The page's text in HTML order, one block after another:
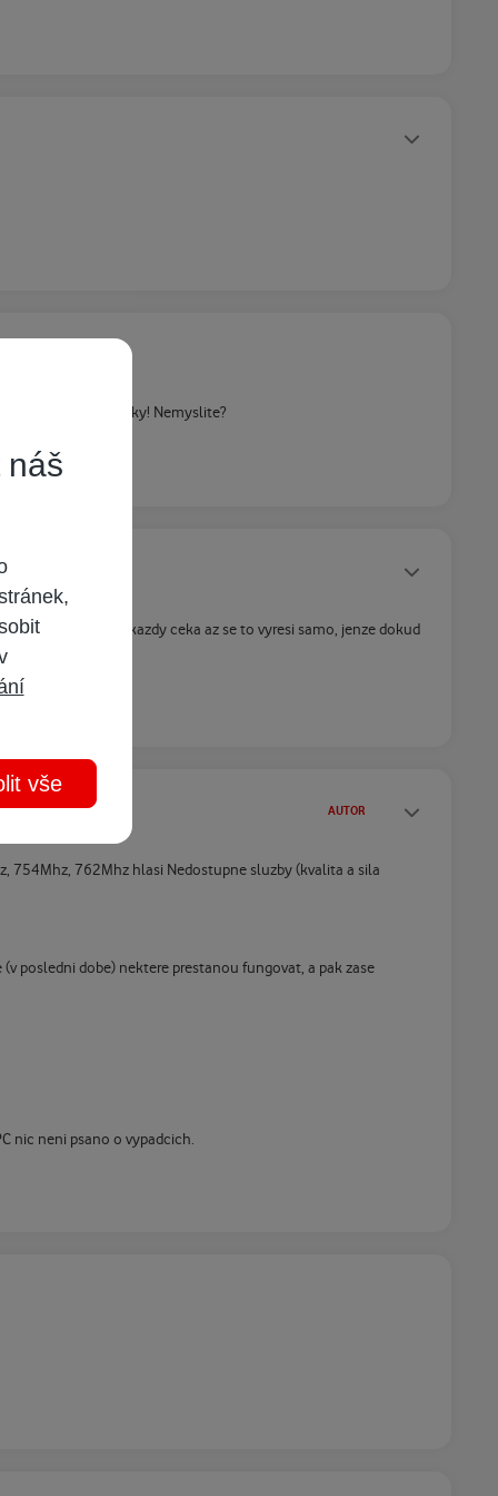
od infolinky! Nemyslite?
protoze kazdy ceka az se to vyresi samo, jenze dokud
AUTOR
754Mhz, 762Mhz hlasi Nedostupne sluzby (kvalita a sila
posledni dobe) nektere prestanou fungovat, a pak zase
nic neni psano o vypadcich.
náš
vše